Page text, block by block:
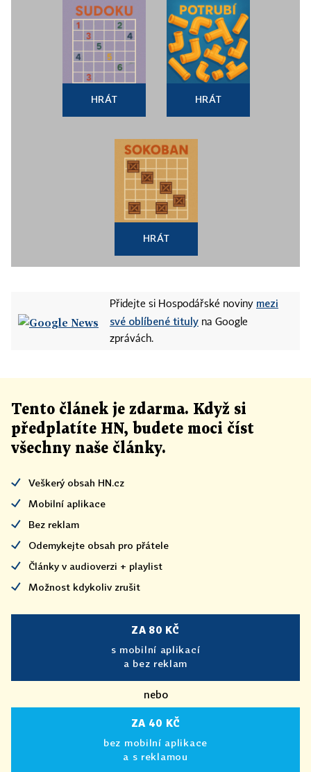
HRÁT HRÁT
HRÁT
Přidejte si Hospodářské noviny mezi
své oblíbené tituly na Google
zprávách.
Tento článek je zdarma. Když si
předplatíte HN, budete moci číst
všechny naše články.
Veškerý obsah HN.cz
Mobilní aplikace
Bez reklam
Odemykejte obsah pro přátele
Články v audioverzi + playlist
Možnost kdykoliv zrušit
ZA 80 KČ
s mobilní aplikací
a bez reklam
nebo
ZA 40 KČ
bez mobilní aplikace
a s reklamou